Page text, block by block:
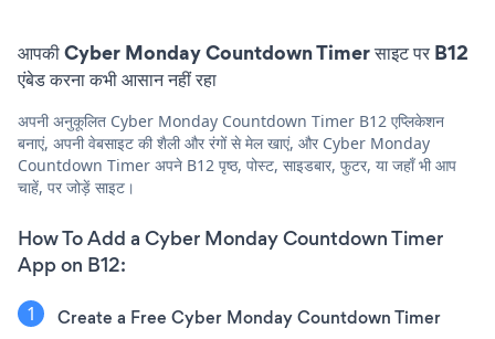
आपकी Cyber Monday Countdown Timer साइट पर B12
एंबेड करना कभी आसान नहीं रहा
अपनी अनुकूलित Cyber Monday Countdown Timer B12 एप्लिकेशन
बनाएं, अपनी वेबसाइट की शैली और रंगों से मेल खाएं, और Cyber Monday
Countdown Timer अपने B12 पृष्ठ, पोस्ट, साइडबार, फुटर, या जहाँ भी आप
चाहें, पर जोड़ें साइट।
How To Add a Cyber Monday Countdown Timer
App on B12:
Create a Free Cyber Monday Countdown Timer